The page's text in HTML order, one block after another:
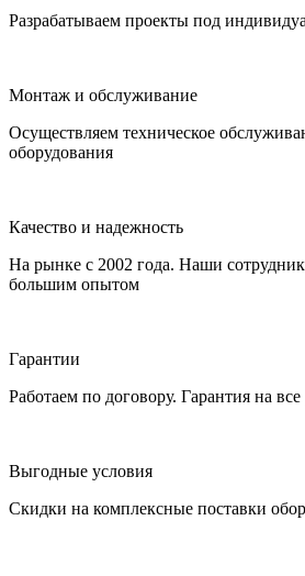
Разрабатываем проекты под
Монтаж и обслуживание
Осуществляем техническое
оборудования
Качество и надежность
На рынке с 2002 года. Наши
большим опытом
Гарантии
Работаем по договору. Гарантия на
Выгодные условия
Скидки на комплексные поставки